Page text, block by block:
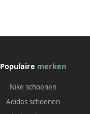
Populaire merken
Nike schoenen
Adidas schoenen